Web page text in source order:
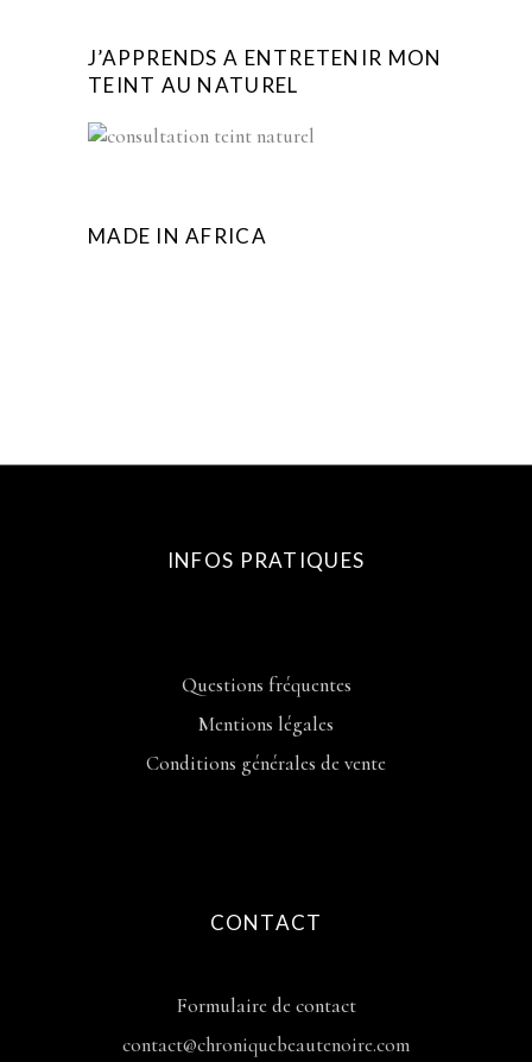
J’APPRENDS A ENTRETENIR MON
TEINT AU NATUREL
MADE IN AFRICA
INFOS PRATIQUES
Questions fréquentes
Mentions légales
Conditions générales de vente
CONTACT
Formulaire de contact
contact@chroniquebeautenoire.com